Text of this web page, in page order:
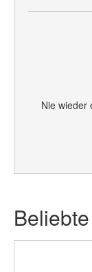
Nie wieder